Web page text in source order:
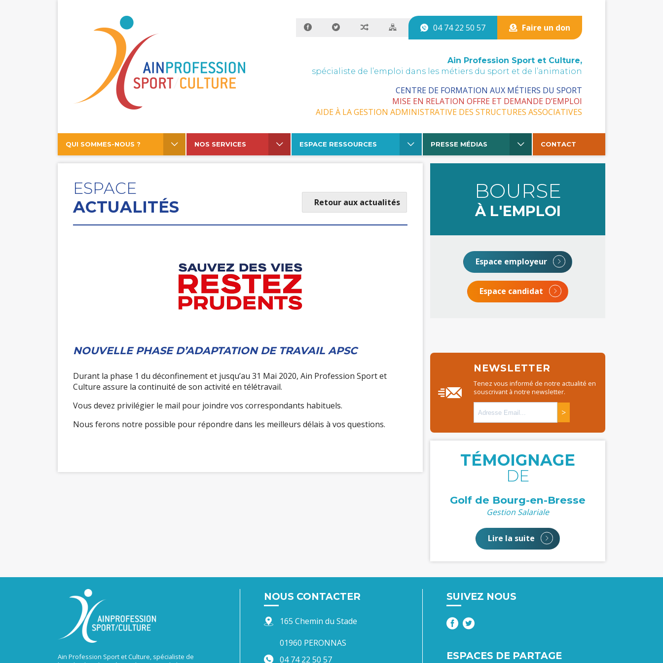
04 74 22 50 57 Faire un don
Ain Profession Sport et Culture,
spécialiste de l’emploi dans les métiers du sport et de l’animation
CENTRE DE FORMATION AUX MÉTIERS DU SPORT
MISE EN RELATION OFFRE ET DEMANDE D’EMPLOI
AIDE À LA GESTION ADMINISTRATIVE DES STRUCTURES ASSOCIATIVES
QUI SOMMES-NOUS ? NOS SERVICES ESPACE RESSOURCES PRESSE MÉDIAS CONTACT
ESPACE
ACTUALITÉS
Retour aux actualités
NOUVELLE PHASE D’ADAPTATION DE TRAVAIL APSC
Durant la phase 1 du déconfinement et jusqu’au 31 Mai 2020, Ain Profession Sport et
Culture assure la continuité de son activité en télétravail.
Vous devez privilégier le mail pour joindre vos correspondants habituels.
Nous ferons notre possible pour répondre dans les meilleurs délais à vos questions.
BOURSE
À L'EMPLOI
Espace employeur
Espace candidat
NEWSLETTER
Tenez vous informé de notre actualité en
souscrivant à notre newsletter.
>
TÉMOIGNAGE
DE
Golf de Bourg-en-Bresse
Gestion Salariale
Lire la suite
Ain Profession Sport et Culture, spécialiste de
NOUS CONTACTER
165 Chemin du Stade
01960 PERONNAS
04 74 22 50 57
SUIVEZ NOUS
ESPACES DE PARTAGE